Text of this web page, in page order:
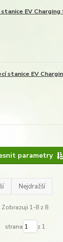
EV
stanice EV
parametry
Nejdražší
Zobrazuji 1-8 z 8
strana z 1